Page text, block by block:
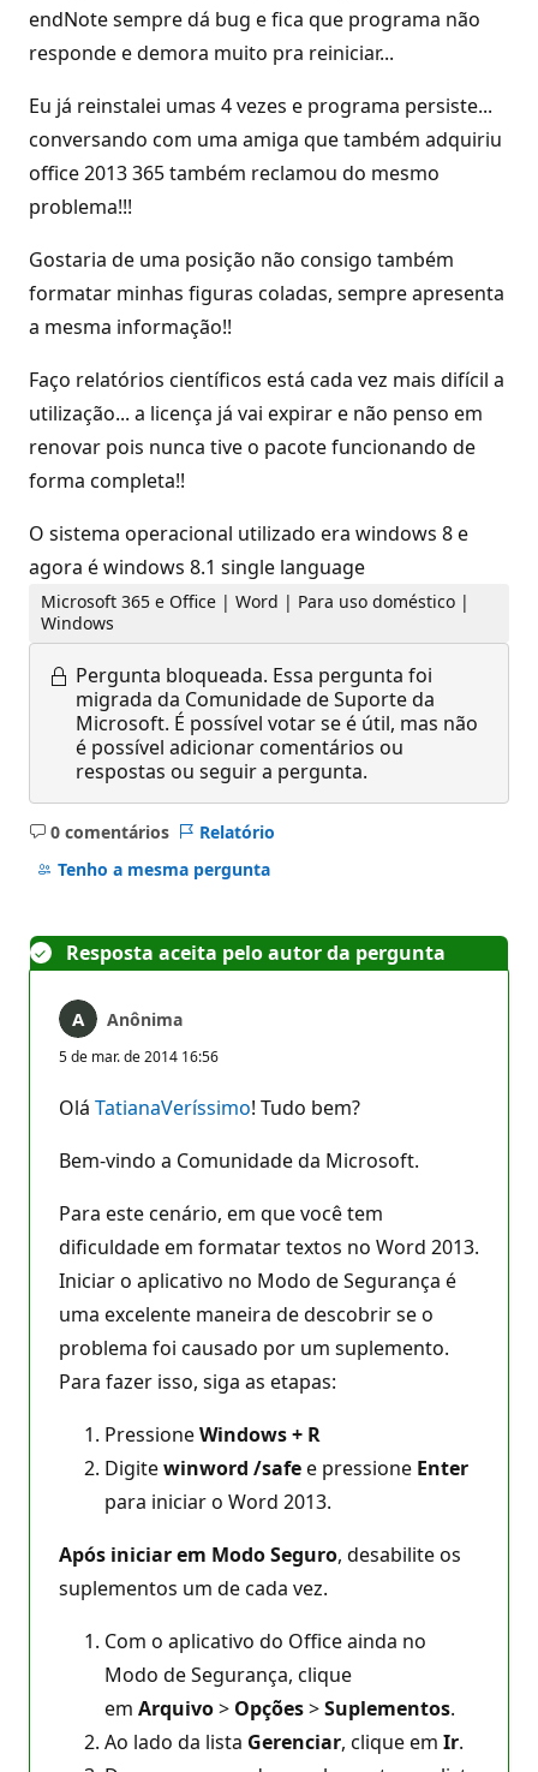
endNote sempre dá bug e fica que programa não
responde e demora muito pra reiniciar...
Eu já reinstalei umas 4 vezes e programa persiste...
conversando com uma amiga que também adquiriu
office 2013 365 também reclamou do mesmo
problema!!!
Gostaria de uma posição não consigo também
formatar minhas figuras coladas, sempre apresenta
a mesma informação!!
Faço relatórios científicos está cada vez mais difícil a
utilização... a licença já vai expirar e não penso em
renovar pois nunca tive o pacote funcionando de
forma completa!!
O sistema operacional utilizado era windows 8 e
agora é windows 8.1 single language
Microsoft 365 e Office | Word | Para uso doméstico |
Windows
Pergunta bloqueada. Essa pergunta foi
migrada da Comunidade de Suporte da
Microsoft. É possível votar se é útil, mas não
é possível adicionar comentários ou
respostas ou seguir a pergunta.
0 comentários
Sem
comentários
Relatório
Tenho a mesma pergunta
Resposta aceita pelo autor da pergunta
Anônima
5 de mar. de 2014 16:56
Olá TatianaVeríssimo! Tudo bem?
Bem-vindo a Comunidade da Microsoft.
Para este cenário, em que você tem
dificuldade em formatar textos no Word 2013.
Iniciar o aplicativo no Modo de Segurança é
uma excelente maneira de descobrir se o
problema foi causado por um suplemento.
Para fazer isso, siga as etapas:
PressioneWindows + R
Digitewinword /safee pressione Enter
para iniciar o Word 2013.
Após iniciar em Modo Seguro, desabilite os
suplementos um de cada vez.
Com o aplicativo do Office ainda no
Modo de Segurança, clique
em Arquivo> Opções>Suplementos.
Ao lado da lista Gerenciar, clique em Ir.